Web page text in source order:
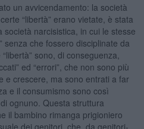
un avvicendamento: la società
“libertà” erano vietate, è stata
narcisistica, in cui le stesse
senza che fossero disciplinate da
sono, di conseguenza,
ed “errori”, che non sono più
e crescere, ma sono entrati a far
e il consumismo sono così
ognuno. Questa struttura
il bambino rimanga prigioniero
dei genitori, che, da genitori-